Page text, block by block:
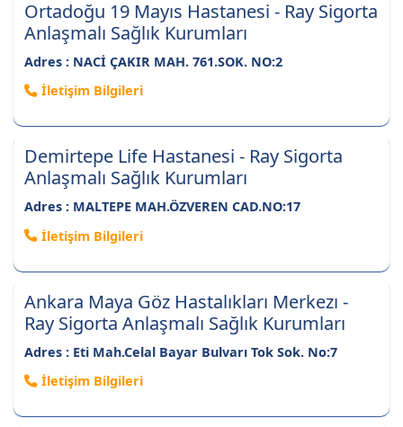
Ortadoğu 19 Mayıs Hastanesi - Ray Sigorta
Anlaşmalı Sağlık Kurumları
Adres : NACİ ÇAKIR MAH. 761.SOK. NO:2
İletişim Bilgileri
Demirtepe Life Hastanesi - Ray Sigorta
Anlaşmalı Sağlık Kurumları
Adres : MALTEPE MAH.ÖZVEREN CAD.NO:17
İletişim Bilgileri
Ankara Maya Göz Hastalıkları Merkezı -
Ray Sigorta Anlaşmalı Sağlık Kurumları
Adres : Eti Mah.Celal Bayar Bulvarı Tok Sok. No:7
İletişim Bilgileri